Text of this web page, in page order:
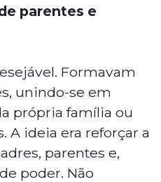
parentes e
Formavam
unindo-se em
própria família ou
A ideia era reforçar a
parentes e,
poder. Não